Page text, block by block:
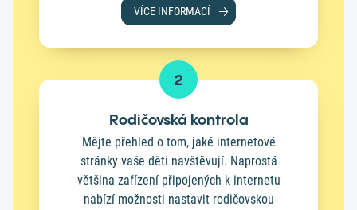
VÍCE INFORMACÍ
2
Rodičovská kontrola
Mějte přehled o tom, jaké internetové
stránky vaše děti navštěvují. Naprostá
většina zařízení připojených k internetu
nabízí možnosti nastavit rodičovskou